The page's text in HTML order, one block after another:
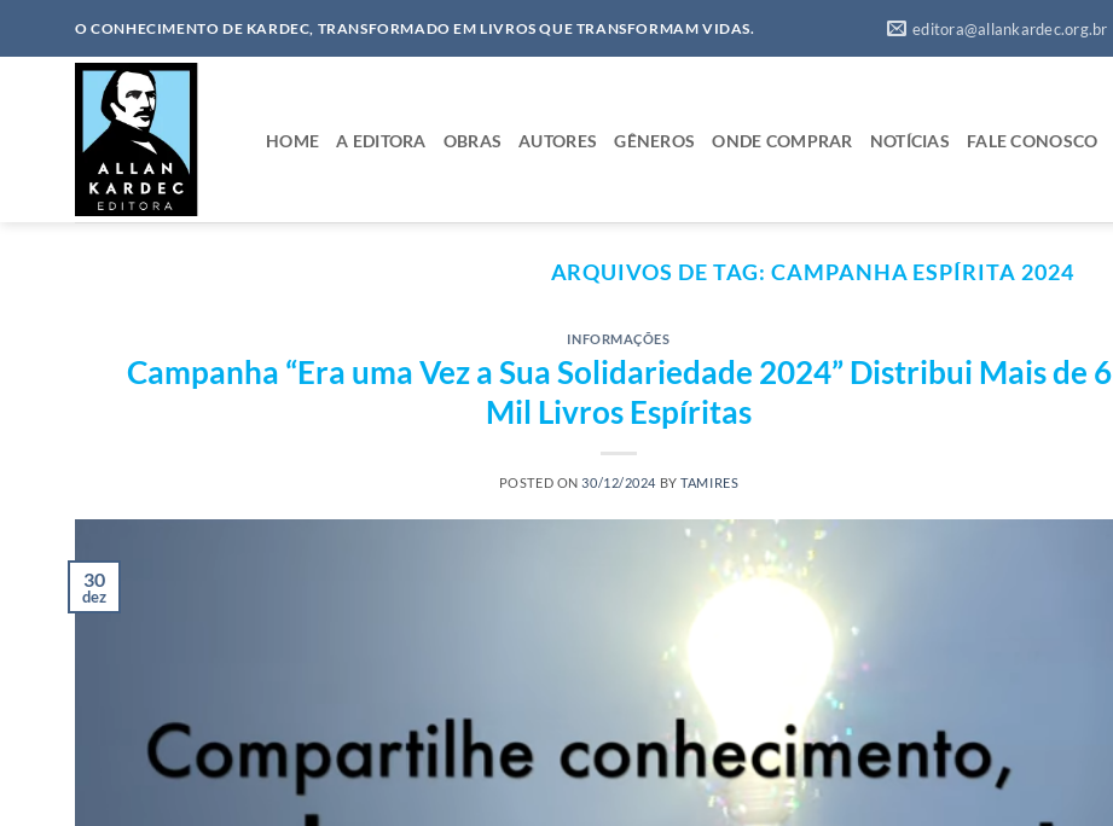
O CONHECIMENTO DE KARDEC, TRANSFORMADO EM LIVROS QUE TRANSFORMAM VIDAS. editora@allankardec.org.br
HOME A EDITORA OBRAS AUTORES GÊNEROS ONDE COMPRAR NOTÍCIAS FALE CONOSCO
ARQUIVOS DE TAG:CAMPANHA ESPÍRITA 2024
INFORMAÇÕES
Campanha “Era uma Vez a Sua Solidariedade 2024” Distribui Mais de 6
Mil Livros Espíritas
POSTED ON30/12/2024 BYTAMIRES
30
dez